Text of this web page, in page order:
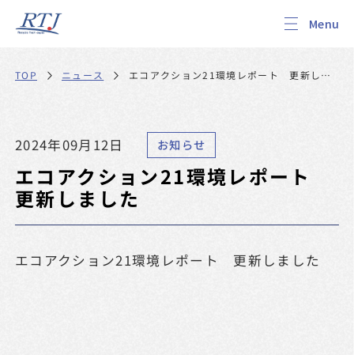
TOP ニュース エコアクション21環境レポート 更新しま
2024年09月12日 お知らせ
エコアクション21環境レポート
更新しました
エコアクション21環境レポート 更新しました